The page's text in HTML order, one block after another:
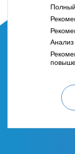
Анализ